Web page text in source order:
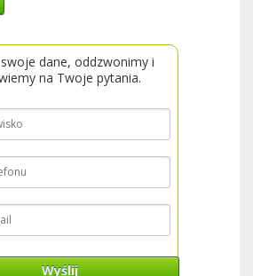
dane, oddzwonimy i
na Twoje pytania.
Wyślij